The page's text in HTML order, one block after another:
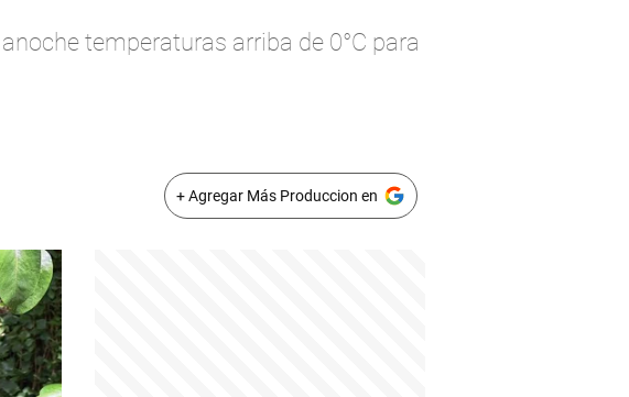
temperaturas arriba de 0°C para
+ Agregar Más Produccion en